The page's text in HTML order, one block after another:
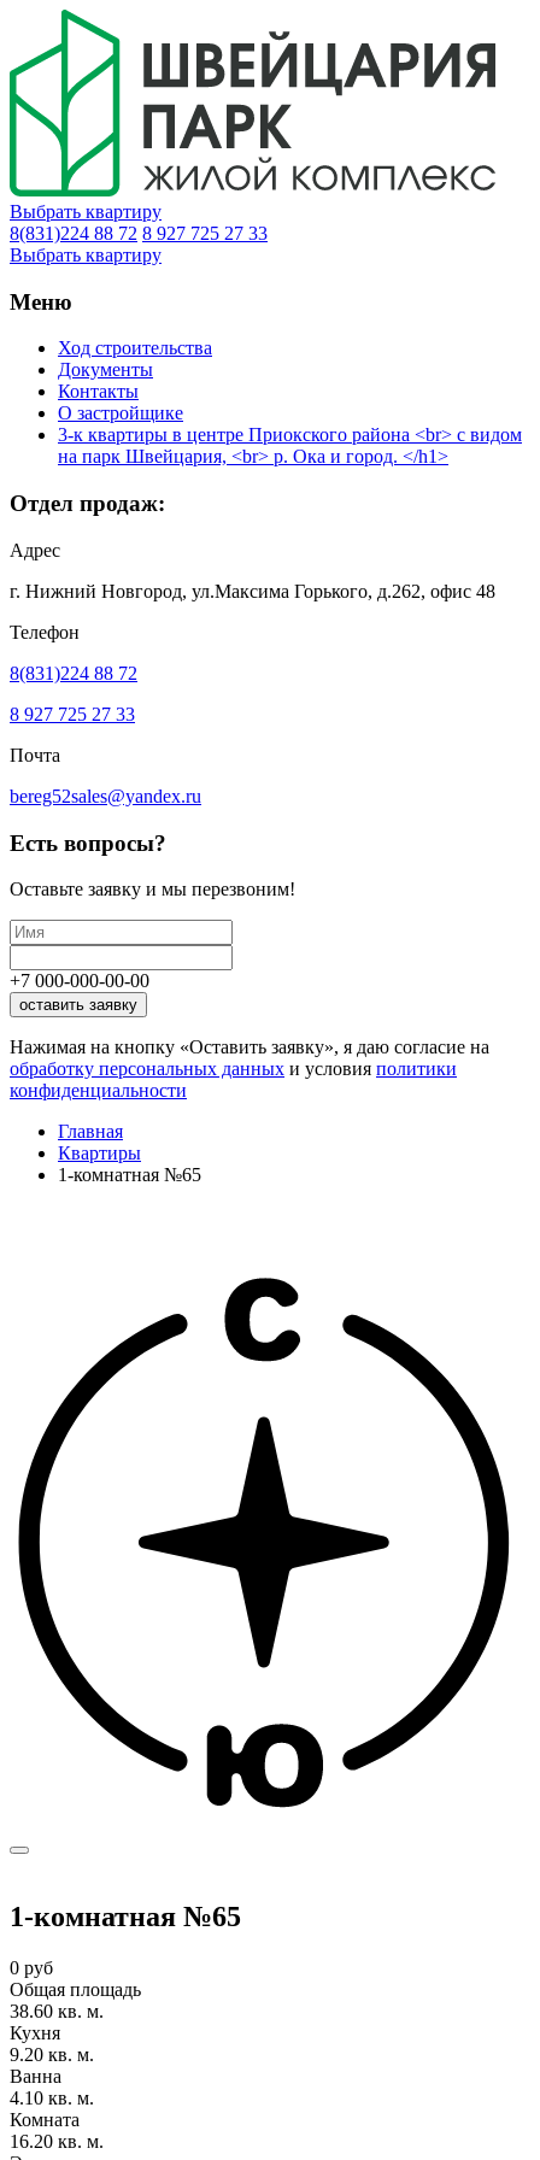
Выбрать квартиру
8(831)224 88 72 8 927 725 27 33
Выбрать квартиру
Меню
Ход строительства
Документы
Контакты
О застройщике
3-к квартиры в центре Приокского района <br> с видом
на парк Швейцария, <br> р. Ока и город. </h1>
Отдел продаж:
Адрес
г. Нижний Новгород, ул.Максима Горького, д.262, офис 48
Телефон
8(831)224 88 72
8 927 725 27 33
Почта
bereg52sales@yandex.ru
Есть вопросы?
Оставьте заявку и мы перезвоним!
+7 000-000-00-00
оставить заявку
Нажимая на кнопку «Оставить заявку», я даю согласие на
обработку персональных данных и условия политики
конфиденциальности
Главная
Квартиры
1-комнатная №65
1-комнатная №65
0 руб
Общая площадь
38.60 кв. м.
Кухня
9.20 кв. м.
Ванна
4.10 кв. м.
Комната
16.20 кв. м.